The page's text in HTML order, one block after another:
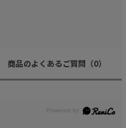
商品のよくあるご質問 （0）